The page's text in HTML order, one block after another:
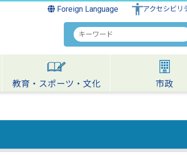
Foreign Language アクセシビリ
検
索
キ
ワ
ー
教育・スポーツ・文化 市政